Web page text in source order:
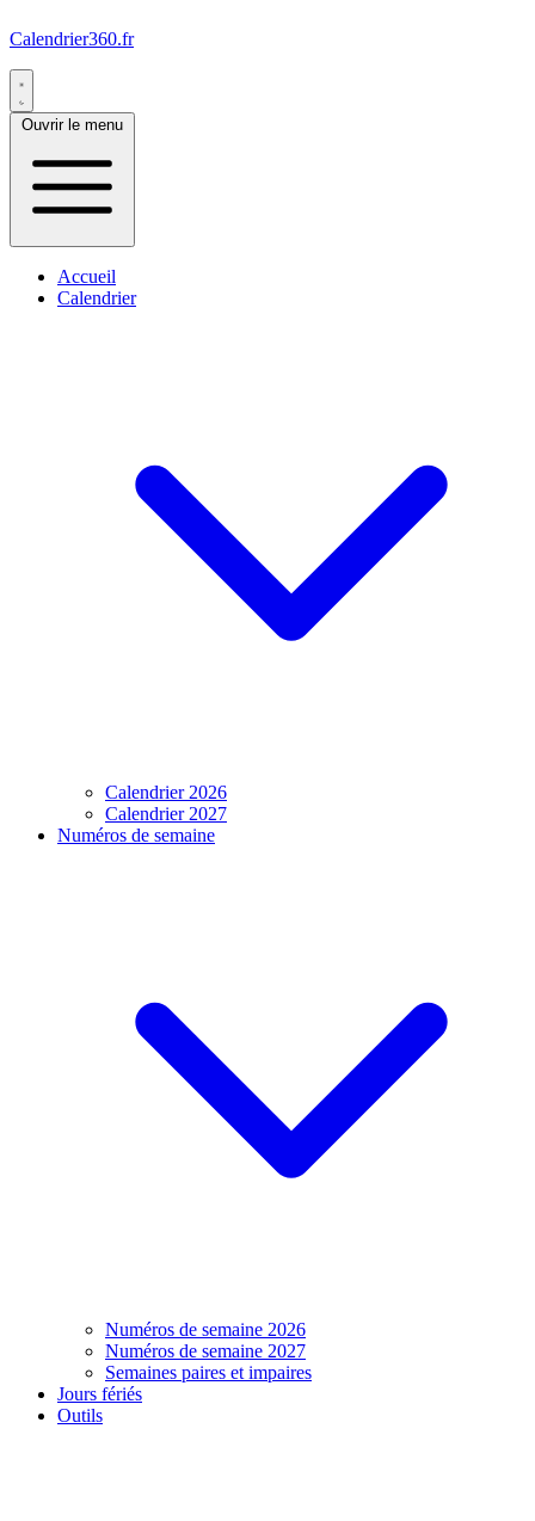
Calendrier360.fr
Ouvrir le menu
Accueil
Calendrier
Calendrier 2026
Calendrier 2027
Numéros de semaine
Numéros de semaine 2026
Numéros de semaine 2027
Semaines paires et impaires
Jours fériés
Outils